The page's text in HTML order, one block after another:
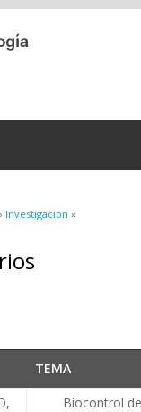
Investigación »
TEMA
Biocontrol